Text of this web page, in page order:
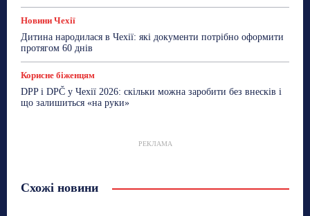
Новини Чехії
Дитина народилася в Чехії: які документи потрібно оформити
протягом 60 днів
Корисне біженцям
DPP і DPČ у Чехії 2026: скільки можна заробити без внесків і
що залишиться «на руки»
РЕКЛАМА
Схожі новини